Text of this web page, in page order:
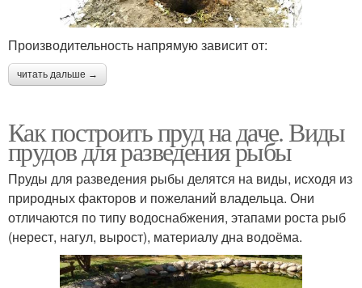
Производительность напрямую зависит от:
читать дальше →
Как построить пруд на даче. Виды
прудов для разведения рыбы
Пруды для разведения рыбы делятся на виды, исходя из
природных факторов и пожеланий владельца. Они
отличаются по типу водоснабжения, этапами роста рыб
(нерест, нагул, вырост), материалу дна водоёма.